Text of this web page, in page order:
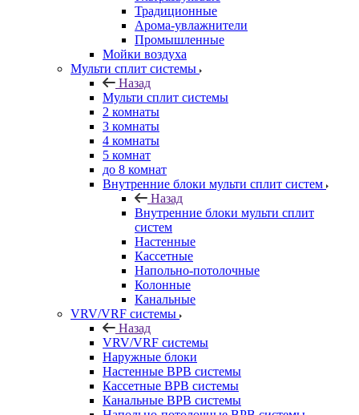
Традиционные
Арома-увлажнители
Промышленные
Мойки воздуха
Мульти сплит системы
Назад
Мульти сплит системы
2 комнаты
3 комнаты
4 комнаты
5 комнат
до 8 комнат
Внутренние блоки мульти сплит систем
Назад
Внутренние блоки мульти сплит
систем
Настенные
Кассетные
Напольно-потолочные
Колонные
Канальные
VRV/VRF системы
Назад
VRV/VRF системы
Наружные блоки
Настенные ВРВ системы
Кассетные ВРВ системы
Канальные ВРВ системы